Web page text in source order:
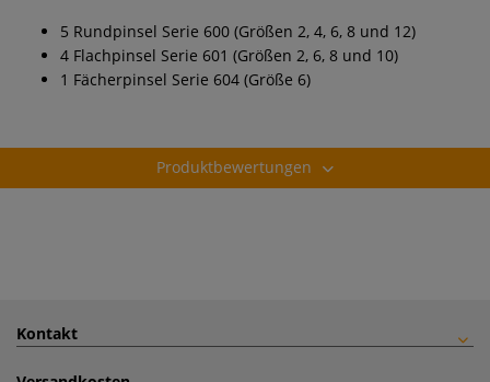
5 Rundpinsel Serie 600 (Größen 2, 4, 6, 8 und 12)
4 Flachpinsel Serie 601 (Größen 2, 6, 8 und 10)
1 Fächerpinsel Serie 604 (Größe 6)
Produktbewertungen
Kontakt